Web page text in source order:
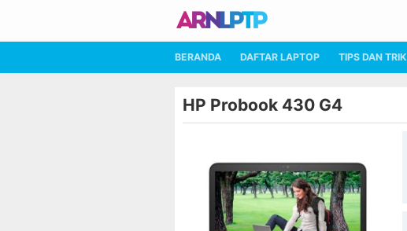
BERANDA DAFTAR LAPTOP TIPS DAN TRIK
HP Probook 430 G4